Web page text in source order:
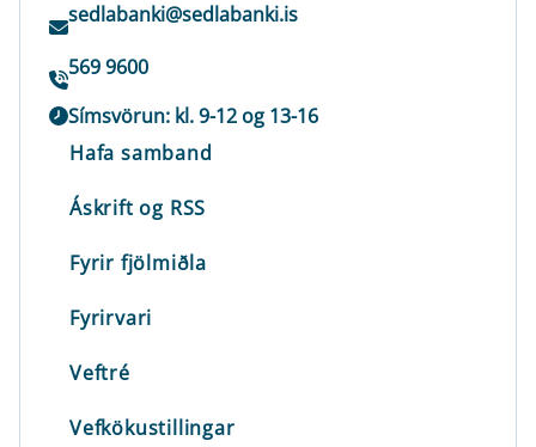
sedlabanki@sedlabanki.is
569 9600
Símsvörun: kl. 9-12 og 13-16
Hafa samband
Áskrift og RSS
Fyrir fjölmiðla
Fyrirvari
Veftré
Vefkökustillingar